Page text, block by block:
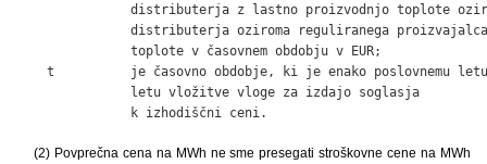
distributerja z lastno proizvodnjo toplote
               distributerja oziroma reguliranega proizvajalca
               toplote v časovnem obdobju v EUR;
t          je časovno obdobje, ki je enako poslovnemu
               letu vložitve vloge za izdajo soglasja
               k izhodiščni ceni.
(2) Povprečna cena na MWh ne sme presegati stroškovne cene na MWh